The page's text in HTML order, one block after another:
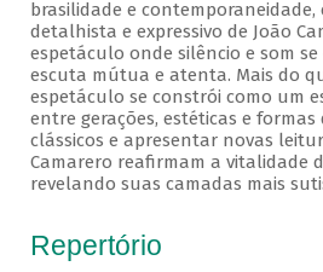
brasilidade e
detalhista e expressivo de João
espetáculo onde silêncio e som
escuta mútua e atenta. Mais do
espetáculo se constrói como um
entre gerações, estéticas e formas
clássicos e apresentar novas
Camarero reafirmam a vitalidade
revelando suas camadas mais
Repertório